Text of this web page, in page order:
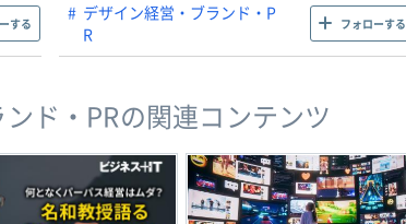
する
デザイン経営・ブランド・P
R
フォローする
ド・PRの関連コンテンツ